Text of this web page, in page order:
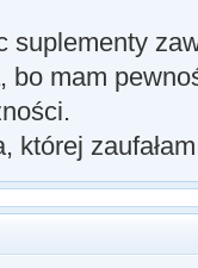
suplementy
bo mam
której